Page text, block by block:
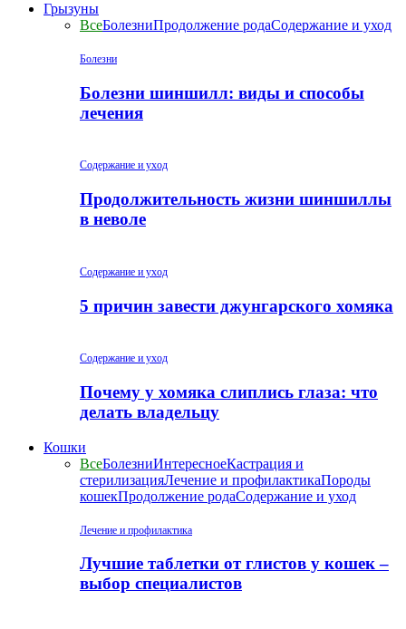
Грызуны
ВсеБолезниПродолжение родаСодержание и уход
Болезни
Болезни шиншилл: виды и способы
лечения
Содержание и уход
Продолжительность жизни шиншиллы
в неволе
Содержание и уход
5 причин завести джунгарского хомяка
Содержание и уход
Почему у хомяка слиплись глаза: что
делать владельцу
Кошки
ВсеБолезниИнтересноеКастрация и
стерилизацияЛечение и профилактикаПороды
кошекПродолжение родаСодержание и уход
Лечение и профилактика
Лучшие таблетки от глистов у кошек –
выбор специалистов